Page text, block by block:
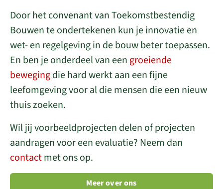
Door het convenant van Toekomstbestendig
Bouwen te ondertekenen kun je innovatie en
wet- en regelgeving in de bouw beter toepassen.
En ben je onderdeel van een groeiende
bewegingdie hard werkt aan een fijne
leefomgeving voor al die mensen die een nieuw
thuis zoeken.
Wil jij voorbeeldprojecten delen of projecten
aandragen voor een evaluatie? Neem dan
contactmet ons op.
Meer over ons